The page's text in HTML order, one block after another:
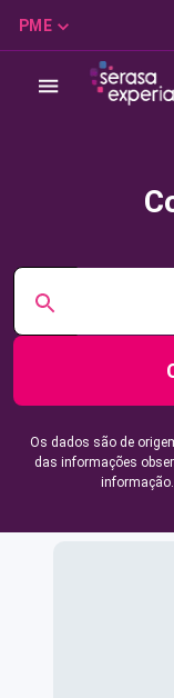
PME
Os dados são de
das informações